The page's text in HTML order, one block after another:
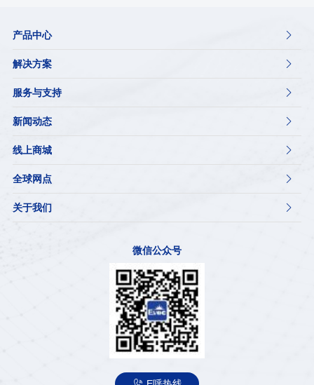
产品中心 
解决方案 
服务与支持 
新闻动态 
线上商城 
全球网点 
关于我们 
微信公众号